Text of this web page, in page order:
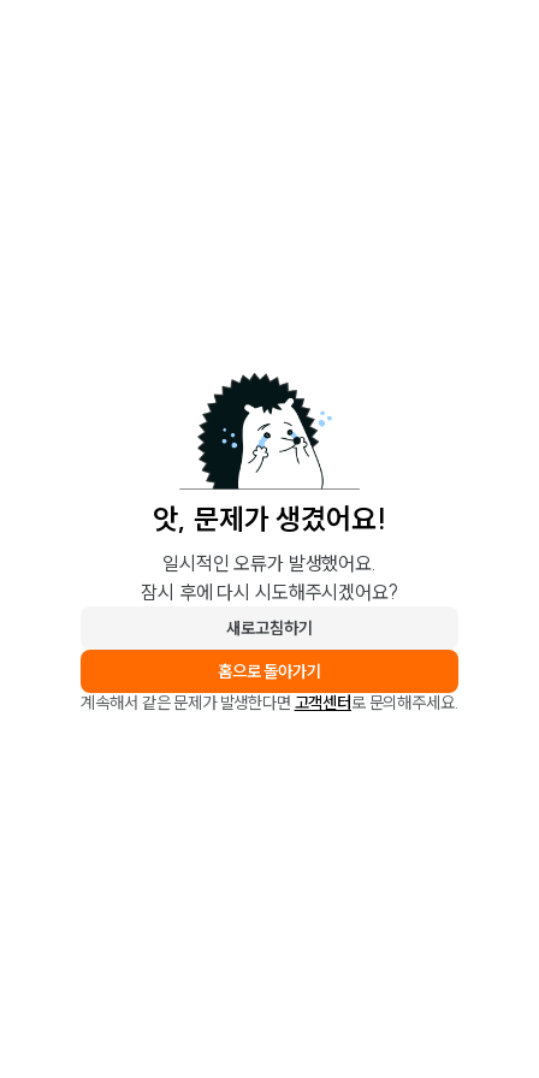
앗, 문제가 생겼어요!
일시적인 오류가 발생했어요.
잠시 후에 다시 시도해주시겠어요?
새로고침하기
홈으로 돌아가기
계속해서 같은 문제가 발생한다면 고객센터로 문의해주세요.